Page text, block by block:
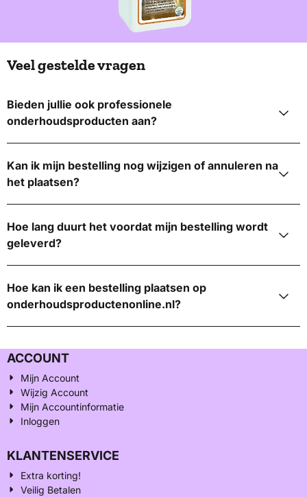
Veel gestelde vragen
Bieden jullie ook professionele
onderhoudsproducten aan?
Kan ik mijn bestelling nog wijzigen of annuleren na
het plaatsen?
Hoe lang duurt het voordat mijn bestelling wordt
geleverd?
Hoe kan ik een bestelling plaatsen op
onderhoudsproductenonline.nl?
ACCOUNT
Mijn Account
Wijzig Account
Mijn Accountinformatie
Inloggen
KLANTENSERVICE
Extra korting!
Veilig Betalen